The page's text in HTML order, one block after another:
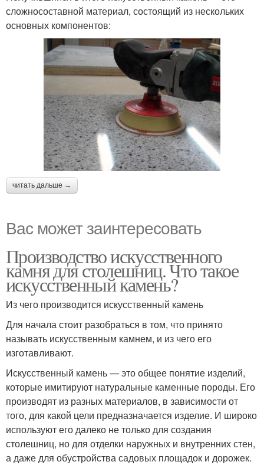
сложносоставной материал, состоящий из нескольких
основных компонентов:
читать дальше →
Вас может заинтересовать
Производство искусственного
камня для столешниц. Что такое
искусственный камень?
Из чего производится искусственный камень
Для начала стоит разобраться в том, что принято
называть искусственным камнем, и из чего его
изготавливают.
Искусственный камень — это общее понятие изделий,
которые имитируют натуральные каменные породы. Его
производят из разных материалов, в зависимости от
того, для какой цели предназначается изделие. И широко
используют его далеко не только для создания
столешниц, но для отделки наружных и внутренних стен,
а даже для обустройства садовых площадок и дорожек.